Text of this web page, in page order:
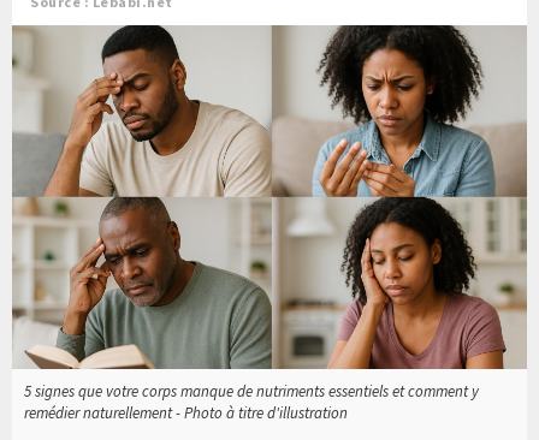
5 signes que votre corps manque de nutriments essentiels et comment y
remédier naturellement - Photo à titre d'illustration